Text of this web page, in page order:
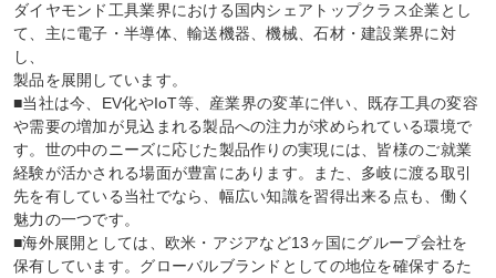
ダイヤモンド工具業界における国内シェアトップクラス企業とし
て、主に電子・半導体、輸送機器、機械、石材・建設業界に対
し、
製品を展開しています。
■当社は今、EV化やIoT等、産業界の変革に伴い、既存工具の変容
や需要の増加が見込まれる製品への注力が求められている環境で
す。世の中のニーズに応じた製品作りの実現には、皆様のご就業
経験が活かされる場面が豊富にあります。また、多岐に渡る取引
先を有している当社でなら、幅広い知識を習得出来る点も、働く
魅力の一つです。
■海外展開としては、欧米・アジアなど13ヶ国にグループ会社を
保有しています。グローバルブランドとしての地位を確保するた